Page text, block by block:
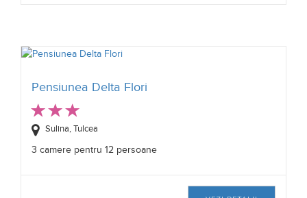
Pensiunea Delta Flori
Sulina, Tulcea
3 camere pentru 12 persoane